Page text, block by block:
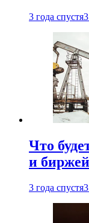
3 года спустя
Что
и
3 года спустя